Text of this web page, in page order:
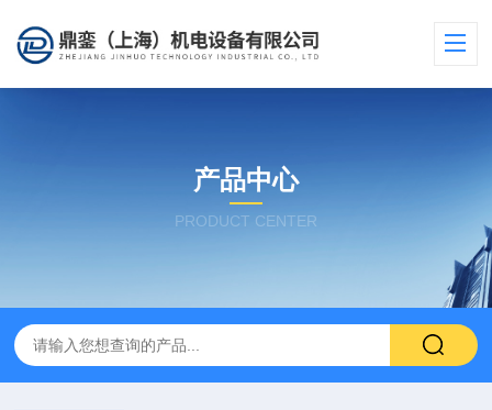
产品中心
PRODUCT CENTER